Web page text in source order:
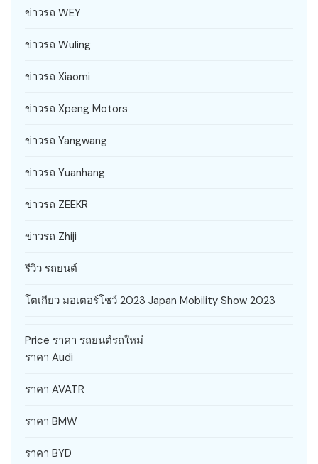
ข่าวรถ WEY
ข่าวรถ Wuling
ข่าวรถ Xiaomi
ข่าวรถ Xpeng Motors
ข่าวรถ Yangwang
ข่าวรถ Yuanhang
ข่าวรถ ZEEKR
ข่าวรถ Zhiji
รีวิว รถยนต์
โตเกียว มอเตอร์โชว์ 2023 Japan Mobility Show 2023
Price ราคา รถยนต์รถใหม่
ราคา Audi
ราคา AVATR
ราคา BMW
ราคา BYD